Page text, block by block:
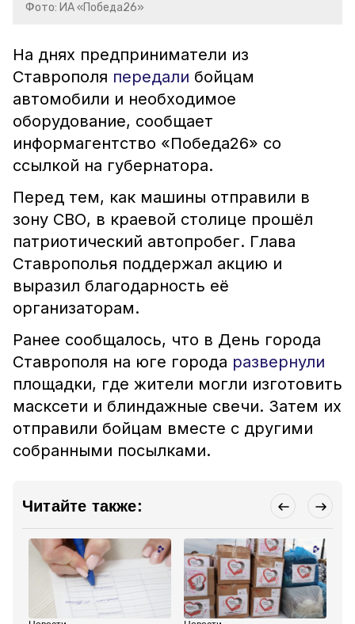
Фото: ИА «Победа26»
На днях предприниматели из
Ставрополя передали бойцам
автомобили и необходимое
оборудование, сообщает
информагентство «Победа26» со
ссылкой на губернатора.
Перед тем, как машины отправили в
зону СВО, в краевой столице прошёл
патриотический автопробег. Глава
Ставрополья поддержал акцию и
выразил благодарность её
организаторам.
Ранее сообщалось, что в День города
Ставрополя на юге города развернули
площадки, где жители могли изготовить
масксети и блиндажные свечи. Затем их
отправили бойцам вместе с другими
собранными посылками.
Читайте также: